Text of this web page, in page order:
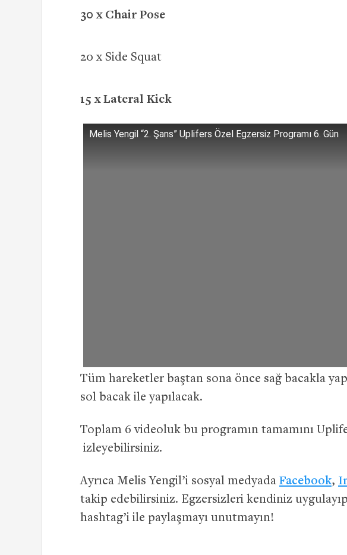
30 x Chair Pose
20 x Side Squat
15 x Lateral Kick
Melis Yengil “2. Şans” Uplifers Özel Egzersiz Programı 6. Gün
Tüm hareketler baştan sona önce sağ bacakla
sol bacak ile yapılacak.
Toplam 6 videoluk bu programın tamamını
izleyebilirsiniz.
Ayrıca Melis Yengil’i sosyal medyada Facebook,
takip edebilirsiniz. Egzersizleri kendiniz
hashtag’i ile paylaşmayı unutmayın!